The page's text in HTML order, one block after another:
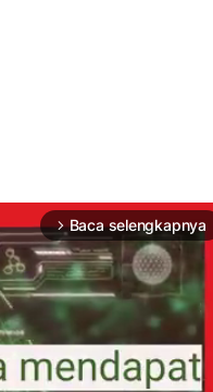
arrow_forward_ios Baca selengkapnya